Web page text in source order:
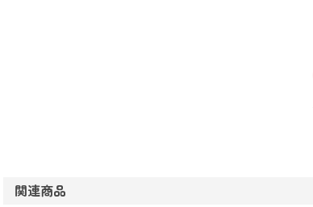
関連商品